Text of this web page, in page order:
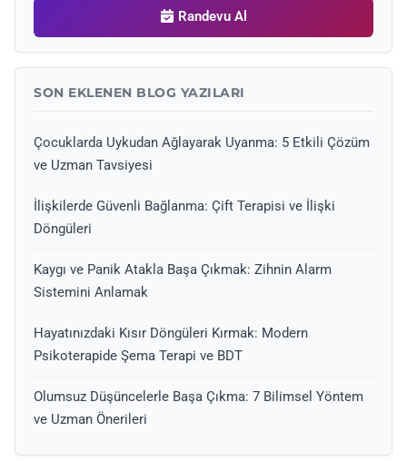
Randevu Al
SON EKLENEN BLOG YAZILARI
Çocuklarda Uykudan Ağlayarak Uyanma: 5 Etkili Çözüm
ve Uzman Tavsiyesi
İlişkilerde Güvenli Bağlanma: Çift Terapisi ve İlişki
Döngüleri
Kaygı ve Panik Atakla Başa Çıkmak: Zihnin Alarm
Sistemini Anlamak
Hayatınızdaki Kısır Döngüleri Kırmak: Modern
Psikoterapide Şema Terapi ve BDT
Olumsuz Düşüncelerle Başa Çıkma: 7 Bilimsel Yöntem
ve Uzman Önerileri